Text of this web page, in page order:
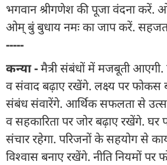
भगवान श्रीगणेश की पूजा वंदना
ओम् बुं बुधाय नमः का जाप करें.
-----
कन्या -मैत्री संबंधों में मजबूती आएगी.
व संवाद बढ़ाए रखेंगे. लक्ष्य पर फोकस
संबंध संवारेंगे. आर्थिक सफलता से
व सहकारिता पर जोर बढ़ाए रखेंगे. घर
संचार रहेगा. परिजनों के सहयोग से
विश्वास बनाए रखेंगे. नीति नियमों